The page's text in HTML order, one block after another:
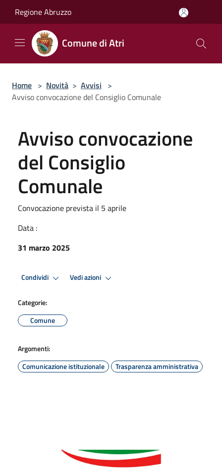
Regione Abruzzo
Comune di Atri
Home > Novità > Avvisi >
Avviso convocazione del Consiglio Comunale
Avviso convocazione
del Consiglio
Comunale
Convocazione prevista il 5 aprile
Data :
31 marzo 2025
Condividi Vedi azioni
Categorie:
Comune
Argomenti:
Comunicazione istituzionale
Trasparenza amministrativa